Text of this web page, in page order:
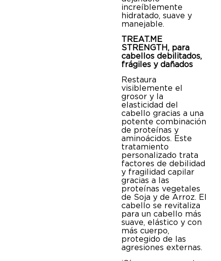
increíblemente
hidratado, suave y
manejable.
TREAT.ME
STRENGTH, para
cabellos debilitados,
frágiles y dañados
Restaura
visiblemente el
grosor y la
elasticidad del
cabello gracias a una
potente combinación
de proteínas y
aminoácidos. Este
tratamiento
personalizado trata
factores de debilidad
y fragilidad capilar
gracias a las
proteínas vegetales
de Soja y de Arroz. El
cabello se revitaliza
para un cabello más
suave, elástico y con
más cuerpo,
protegido de las
agresiones externas.